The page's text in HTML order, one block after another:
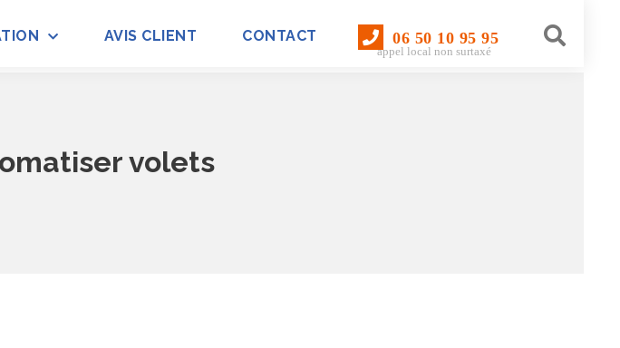
AVIS CLIENT CONTACT 06 50 10 95 95
appel local non surtaxé
volets